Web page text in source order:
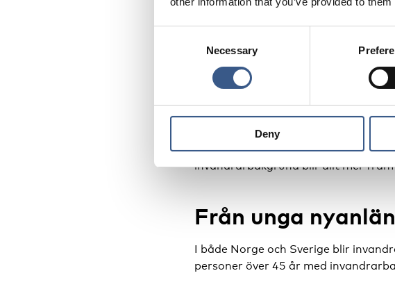
Necessary
Deny
Stockholm med omnejd visar en
Även andra norska och svenska
invandrarföräldrar steg från 2,6 till
från 17,8 till 21,2 procent och
procent. Liknande trender syns
invandrarbakgrund blir allt mer
Från unga
I både Norge och Sverige blir
personer över 45 år med